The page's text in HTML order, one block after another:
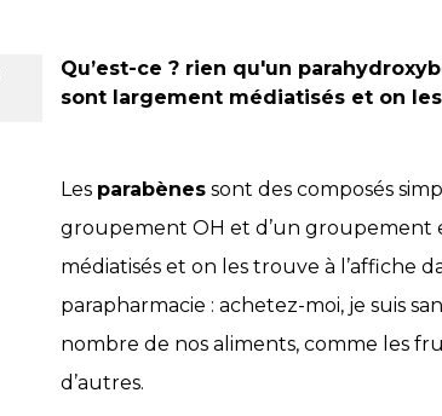
Qu’est-ce ? rien qu'un
sont largement médiatisés et on
Les parabènessont des composés
groupement OH et d’un groupement
médiatisés et on les trouve à l’affiche
parapharmacie : achetez-moi, je suis
nombre de nos aliments, comme les
d’autres.